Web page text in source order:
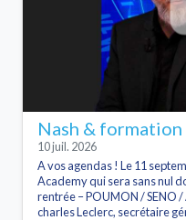
Nash & formation
10 juil. 2026
A vos agendas ! Le 11
Academy qui sera sans nul
rentrée – POUMON / SENO
charles Leclerc, secrétaire